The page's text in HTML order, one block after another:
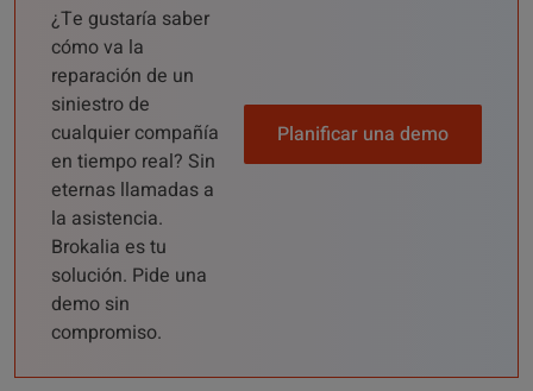
¿Te gustaría saber
cómo va la
reparación de un
siniestro de
cualquier compañía
en tiempo real? Sin
eternas llamadas a
la asistencia.
Brokalia es tu
solución. Pide una
demo sin
compromiso.
Planificar una demo